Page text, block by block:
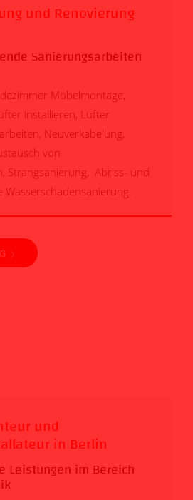
und
in Berlin
Leistungen im Bereich
und Renovierung
Sanierungsarbeiten
Möbelmontage,
installieren, Lüfter
Neuverkabelung,
von
Strangsanierung, Abriss- und
Wasserschadensanierung.